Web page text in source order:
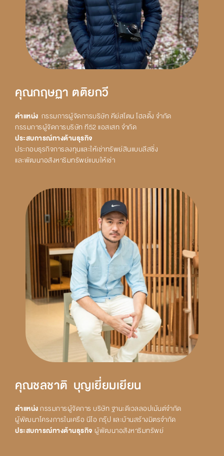
คุณกฤษฏา ตติยกวี
ตำแหน่ง กรรมการผู้จัดการบริษัท คีย์สโตน โฮลดิ้ง จำกัด
กรรมการผู้จัดการบริษัท ที52 แอสเสท จำกัด
ประสบการณ์ทางด้านธุรกิจ
ประกอบธุรกิจการลงทุนและให้เช่าทรัพย์สินแบบลีสซิ่ง
และพัฒนาอสังหาริมทรัพย์แบบให้เช่า
คุณชลชาติ บุญเยี่ยมเยียน
ตำแหน่งกรรมการผู้จัดการ บริษัท ฐานะดีเวลลอปเม้นต์จำกัด
ผู้พัฒนาโครงการในเครือ นีโอ กรุ๊ป และบ้านสร้างมิตรจำกัด
ประสบการณ์ทางด้านธุรกิจ ผู้พัฒนาอสังหาริมทรัพย์